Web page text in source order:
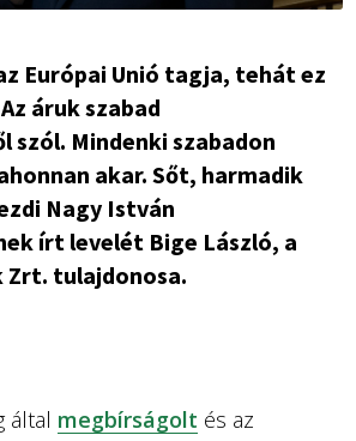
Európai Unió tagja, tehát ez
áruk szabad
szól. Mindenki szabadon
akar. Sőt, harmadik
Nagy István
írt levelét Bige László, a
tulajdonosa.
által megbírságolt és az